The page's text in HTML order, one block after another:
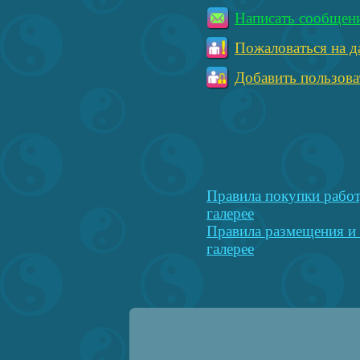
Написать
Пожаловаться на
Добавить
Правила покупки
галерее
Правила размещения
галерее